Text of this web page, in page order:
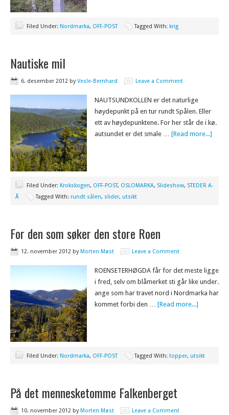
Filed Under: Nordmarka, OFF-POST Tagged With: krig
Nautiske mil
6. desember 2012 byVesle-Bernhard Leave a Comment
NAUTSUNDKOLLEN er det naturlige
høydepunkt på en tur rundt Spålen. Eller
ett av høydepunktene. For her står de i kø.
autsundet er det smale … [Read more...]
Filed Under: Krokskogen, OFF-POST, OSLOMARKA, Slideshow, STEDER A-
Å
Tagged With: rundt sålen, slider, utsikt
For den som søker den store Roen
12. november 2012 byMorten Møst Leave a Comment
ROENSETERHØGDA får for det meste ligge
i fred, selv om blåmerket sti går like under.
ange som har travet nord i Nordmarka har
kommet forbi den … [Read more...]
Filed Under: Nordmarka, OFF-POST Tagged With: topper, utsikt
På det mennesketomme Falkenberget
10. november 2012 byMorten Møst Leave a Comment